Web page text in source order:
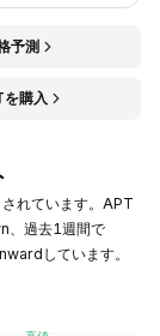
予測
購入
れています。APT
、過去1週間で
しています。